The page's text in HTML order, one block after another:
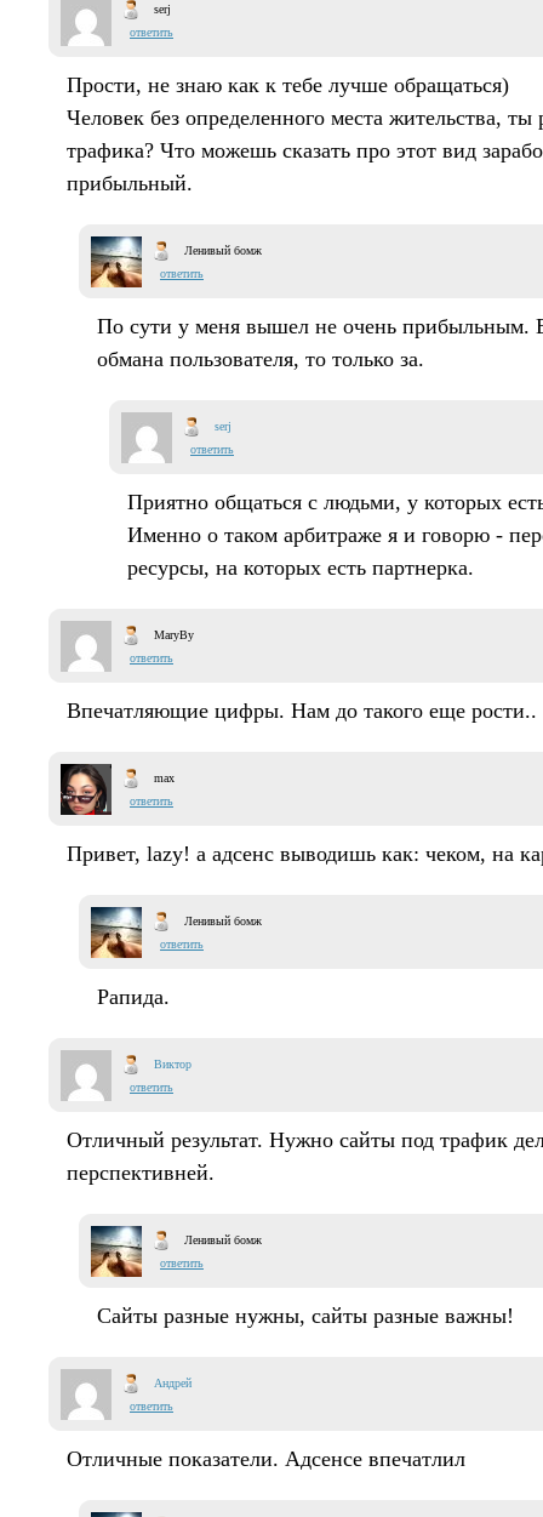
serj
ответить
Прости, не знаю как к тебе лучше обращаться)
Человек без определенного места жительства, ты
трафика? Что можешь сказать про этот вид
прибыльный.
Ленивый бомж
ответить
По сути у меня вышел не очень прибыльным.
обмана пользователя, то только за.
serj
ответить
Приятно общаться с людьми, у которых
Именно о таком арбитраже я и говорю -
ресурсы, на которых есть партнерка.
MaryBy
ответить
Впечатляющие цифры. Нам до такого еще рости..
max
ответить
Привет, lazy! а адсенс выводишь как: чеком, на
Ленивый бомж
ответить
Рапида.
Виктор
ответить
Отличный результат. Нужно сайты под трафик
перспективней.
Ленивый бомж
ответить
Сайты разные нужны, сайты разные важны!
Андрей
ответить
Отличные показатели. Адсенсе впечатлил